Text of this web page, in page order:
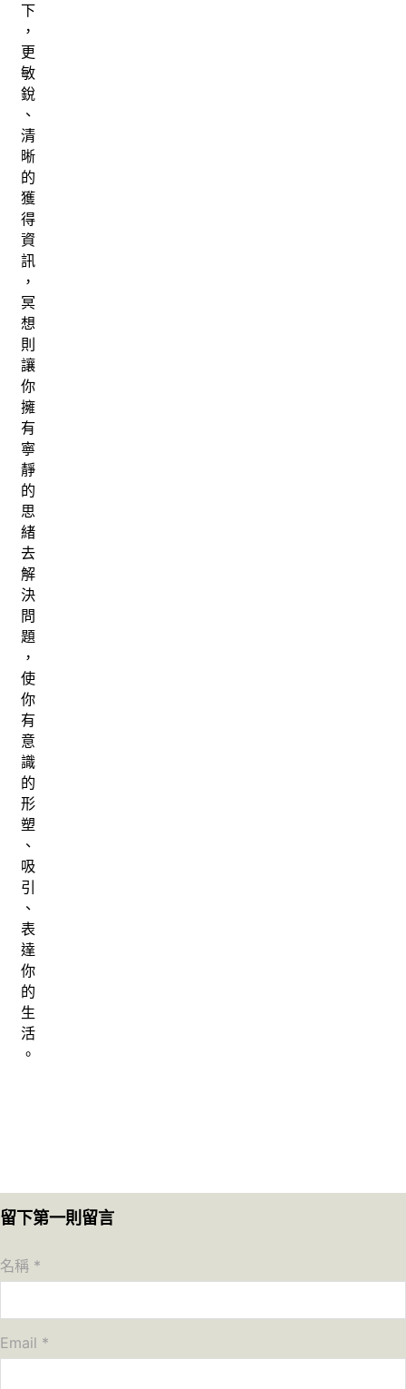
下
，
更
敏
銳
、
清
晰
的
獲
得
資
訊
，
冥
想
則
讓
你
擁
有
寧
靜
的
思
緒
去
解
決
問
題
，
使
你
有
意
識
的
形
塑
、
吸
引
、
表
達
你
的
生
活
。
留下第一則留言
名稱 *
Email *